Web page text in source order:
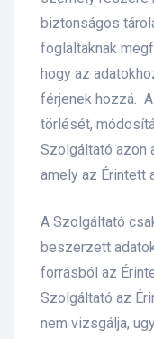
biztonságos
foglaltaknak
hogy az
férjenek hozzá.
törlését,
Szolgáltató azon
amely az Érintett
A Szolgáltató
beszerzett
forrásból az
Szolgáltató az
nem vizsgálja,